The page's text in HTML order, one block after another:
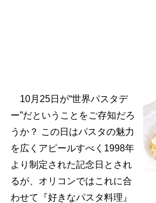
10月25日が“世界パスタデ
ー”だということをご存知だろ
うか？ この日はパスタの魅力
を広くアピールすべく1998年
より制定された記念日とされ
るが、オリコンではこれに合
わせて『好きなパスタ料理』